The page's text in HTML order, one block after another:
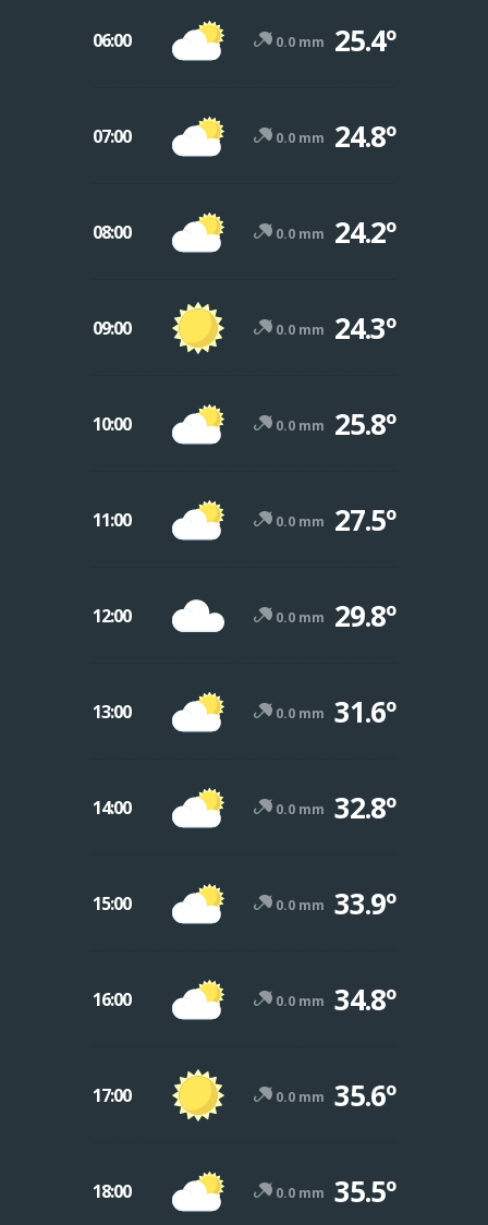
06:00 0.0 mm 25.4º
07:00 0.0 mm 24.8º
08:00 0.0 mm 24.2º
09:00 0.0 mm 24.3º
10:00 0.0 mm 25.8º
11:00 0.0 mm 27.5º
12:00 0.0 mm 29.8º
13:00 0.0 mm 31.6º
14:00 0.0 mm 32.8º
15:00 0.0 mm 33.9º
16:00 0.0 mm 34.8º
17:00 0.0 mm 35.6º
18:00 0.0 mm 35.5º